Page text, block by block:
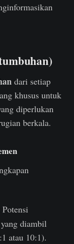
dari setiap
khusus untuk
diperlukan
berkala.
Potensi
diambil
atau 10:1).